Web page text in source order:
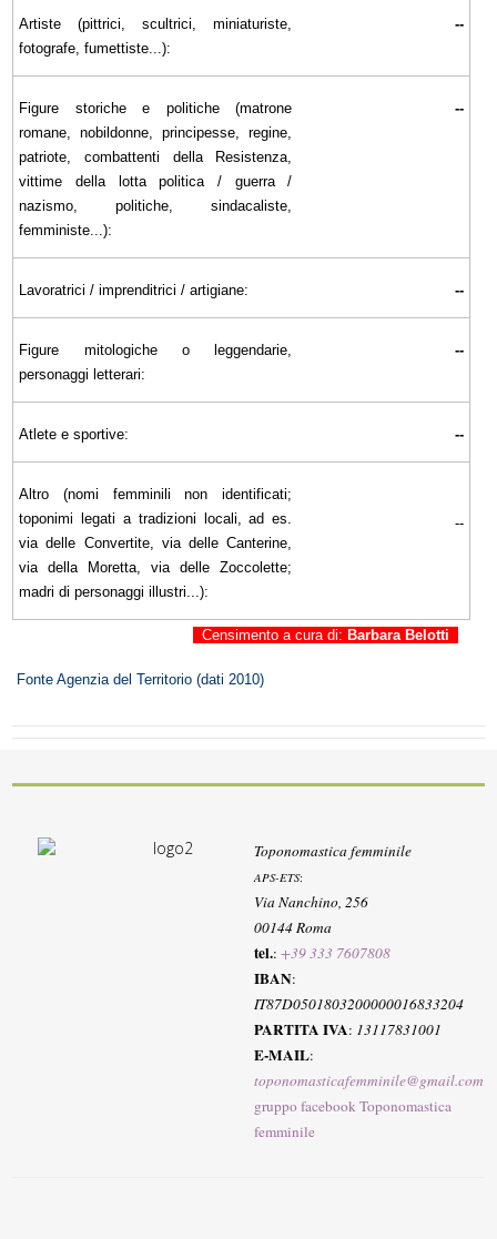
Artiste (pittrici, scultrici, miniaturiste,
fotografe, fumettiste...):
--
Figure storiche e politiche (matrone
romane, nobildonne, principesse, regine,
patriote, combattenti della Resistenza,
vittime della lotta politica / guerra /
nazismo, politiche, sindacaliste,
femministe...):
--
Lavoratrici / imprenditrici / artigiane: --
Figure mitologiche o leggendarie,
personaggi letterari:
--
Atlete e sportive: --
Altro (nomi femminili non identificati;
toponimi legati a tradizioni locali, ad es.
via delle Convertite, via delle Canterine,
via della Moretta, via delle Zoccolette;
madri di personaggi illustri...):
--
Censimento a cura di: Barbara Belotti
Fonte Agenzia del Territorio (dati 2010)
Toponomastica femminile
APS-ETS:
Via Nanchino, 256
00144 Roma
tel.:+39 333 7607808
IBAN:
IT87D0501803200000016833204
PARTITA IVA: 13117831001
E-MAIL:
toponomasticafemminile@gmail.com
gruppo facebook Toponomastica
femminile